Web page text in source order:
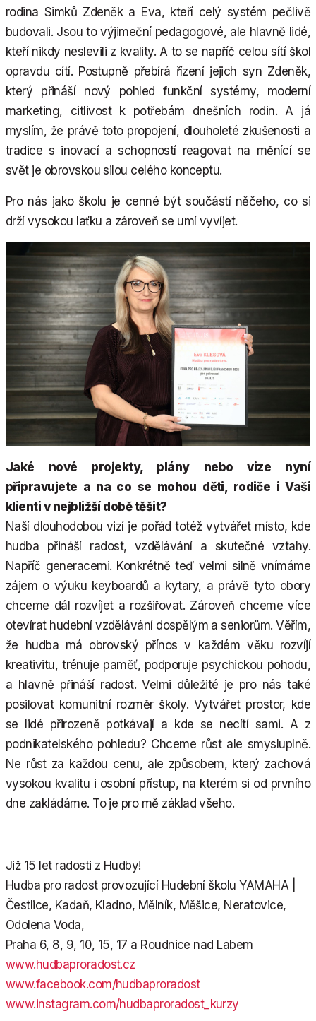
rodina Simků Zdeněk a Eva, kteří celý systém pečlivě
budovali. Jsou to výjimeční pedagogové, ale hlavně lidé,
kteří nikdy neslevili z kvality. A to se napříč celou sítí škol
opravdu cítí. Postupně přebírá řízení jejich syn Zdeněk,
který přináší nový pohled funkční systémy, moderní
marketing, citlivost k potřebám dnešních rodin. A já
myslím, že právě toto propojení, dlouholeté zkušenosti a
tradice s inovací a schopností reagovat na měnící se
svět je obrovskou silou celého konceptu.
Pro nás jako školu je cenné být součástí něčeho, co si
drží vysokou laťku a zároveň se umí vyvíjet.
Jaké nové projekty, plány nebo vize nyní
připravujete a na co se mohou děti, rodiče i Vaši
klienti v nejbližší době těšit?
Naší dlouhodobou vizí je pořád totéž vytvářet místo, kde
hudba přináší radost, vzdělávání a skutečné vztahy.
Napříč generacemi. Konkrétně teď velmi silně vnímáme
zájem o výuku keyboardů a kytary, a právě tyto obory
chceme dál rozvíjet a rozšiřovat. Zároveň chceme více
otevírat hudební vzdělávání dospělým a seniorům. Věřím,
že hudba má obrovský přínos v každém věku rozvíjí
kreativitu, trénuje paměť, podporuje psychickou pohodu,
a hlavně přináší radost. Velmi důležité je pro nás také
posilovat komunitní rozměr školy. Vytvářet prostor, kde
se lidé přirozeně potkávají a kde se necítí sami. A z
podnikatelského pohledu? Chceme růst ale smysluplně.
Ne růst za každou cenu, ale způsobem, který zachová
vysokou kvalitu i osobní přístup, na kterém si od prvního
dne zakládáme. To je pro mě základ všeho.
Již 15 let radosti z Hudby!
Hudba pro radost provozující Hudební školu YAMAHA |
Čestlice, Kadaň, Kladno, Mělník, Měšice, Neratovice,
Odolena Voda,
Praha 6, 8, 9, 10, 15, 17 a Roudnice nad Labem
www.hudbaproradost.cz
www.facebook.com/hudbaproradost
www.instagram.com/hudbaproradost_kurzy